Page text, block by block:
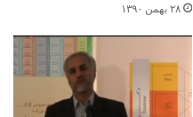
۲۸ بهمن ۱۳۹۰